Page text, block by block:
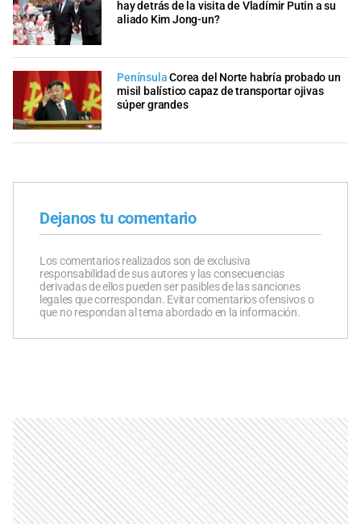
hay detrás de la visita de Vladímir Putin a su
aliado Kim Jong-un?
PenínsulaCorea del Norte habría probado un
misil balístico capaz de transportar ojivas
súper grandes
Dejanos tu comentario
Los comentarios realizados son de exclusiva
responsabilidad de sus autores y las consecuencias
derivadas de ellos pueden ser pasibles de las sanciones
legales que correspondan. Evitar comentarios ofensivos o
que no respondan al tema abordado en la información.